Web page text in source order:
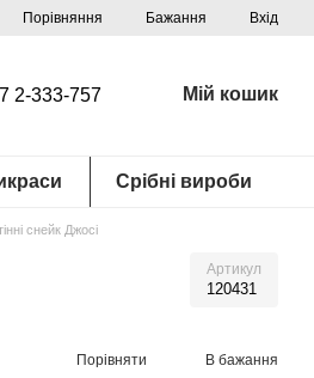
Порівняння Бажання Вхід
2-333-757 Мій кошик
Срібні вироби
снейк Джосі
Артикул
120431
Порівняти В бажання